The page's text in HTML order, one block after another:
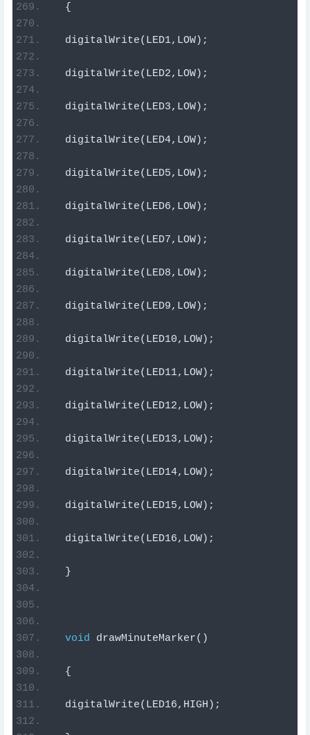
{
  digitalWrite
( LED1, LOW);
  digitalWrite
( LED2, LOW);
  digitalWrite
( LED3, LOW);
  digitalWrite
( LED4, LOW);
  digitalWrite
( LED5, LOW);
  digitalWrite
( LED6, LOW);
  digitalWrite
( LED7, LOW);
  digitalWrite
( LED8, LOW);
  digitalWrite
( LED9, LOW);
  digitalWrite
( LED10, LOW);
  digitalWrite
( LED11, LOW);
  digitalWrite
( LED12, LOW);
  digitalWrite
( LED13, LOW);
  digitalWrite
( LED14, LOW);
  digitalWrite
( LED15, LOW);
  digitalWrite
( LED16, LOW);
}
void drawMinuteMarker()
{
  digitalWrite
( LED16, HIGH );